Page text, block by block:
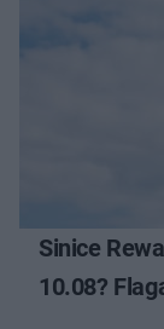
Sinice
10.08?